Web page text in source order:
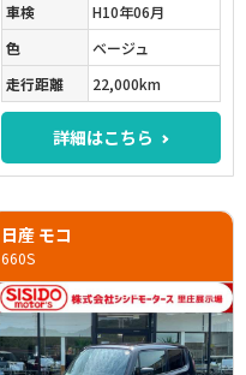
車検
H10年06月
色
ベージュ
走行距離
22,000km
詳細はこちら
日産 モコ
660S